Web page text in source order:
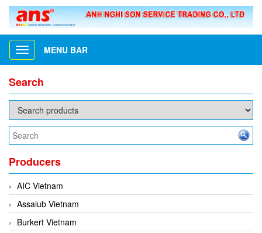
Toggle
navigation
MENU BAR
Search
Producers
AIC Vietnam
Assalub Vietnam
Burkert Vietnam